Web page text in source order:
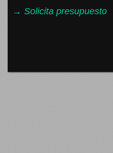
→ Solicita presupuesto